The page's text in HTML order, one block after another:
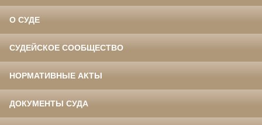
О СУДЕ
СУДЕЙСКОЕ СООБЩЕСТВО
НОРМАТИВНЫЕ АКТЫ
ДОКУМЕНТЫ СУДА